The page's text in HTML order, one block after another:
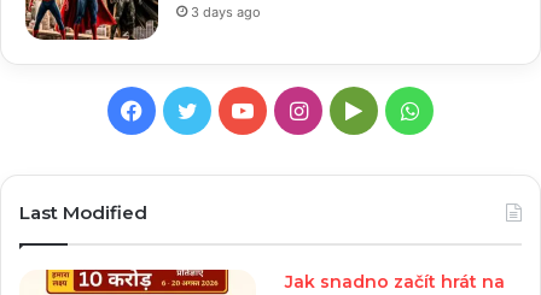
3 days ago
Facebook
TwitterYouTubeInstagram
GoogleWhatsApp
Last Modified
Jak snadno začít hrát na